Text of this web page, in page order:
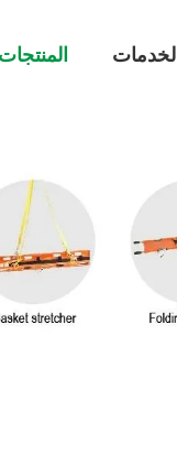
المنتجات الخدمات